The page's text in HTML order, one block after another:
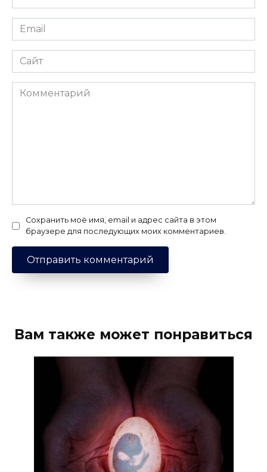
*
Email
*
Сайт
Комментарий
Сохранить моё имя, email и адрес сайта в этом
браузере для последующих моих комментариев.
Вам также может понравиться